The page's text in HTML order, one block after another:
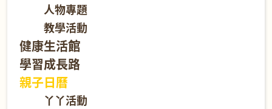
人物專題
教學活動
健康生活館
學習成長路
親子日曆
丫丫活動